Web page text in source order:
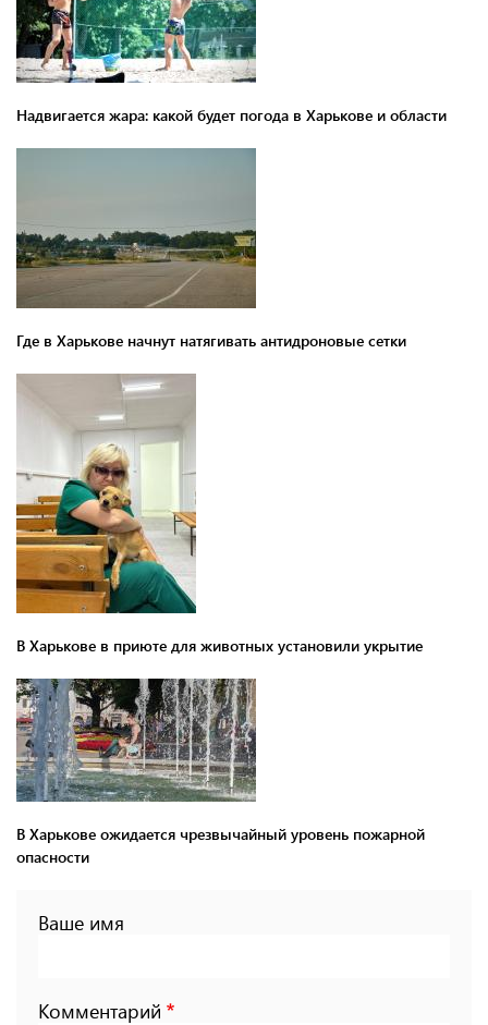
Надвигается жара: какой будет погода в Харькове и области
Где в Харькове начнут натягивать антидроновые сетки
В Харькове в приюте для животных установили укрытие
В Харькове ожидается чрезвычайный уровень пожарной
опасности
Ваше имя
Комментарий